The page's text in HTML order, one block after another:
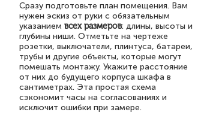
Сразу подготовьте план помещения. Вам
нужен эскиз от руки с обязательным
указанием всех размеров: длины, высоты и
глубины ниши. Отметьте на чертеже
розетки, выключатели, плинтуса, батареи,
трубы и другие объекты, которые могут
помешать монтажу. Укажите расстояние
от них до будущего корпуса шкафа в
сантиметрах. Эта простая схема
сэкономит часы на согласованиях и
исключит ошибки при замере.